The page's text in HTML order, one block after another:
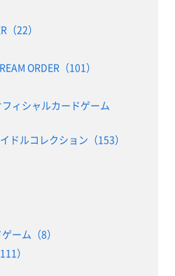
（22）
ORDER（101）
ィシャルカードゲーム
ドルコレクション（153）
ーム（8）
）